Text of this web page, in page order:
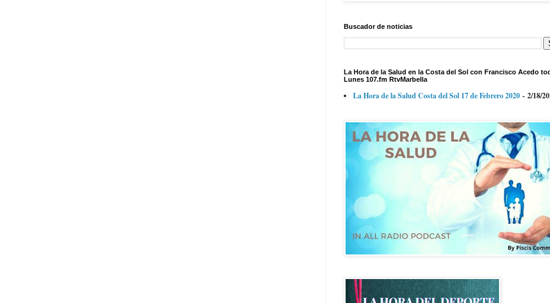
Buscador de noticias
La Hora de la Salud en la Costa del Sol con Francisco Acedo
Lunes 107.fm RtvMarbella
La Hora de la Salud Costa del Sol 17 de Febrero 2020 - 2/18/